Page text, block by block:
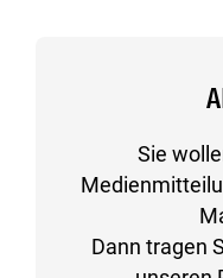
Sie
Dann tragen